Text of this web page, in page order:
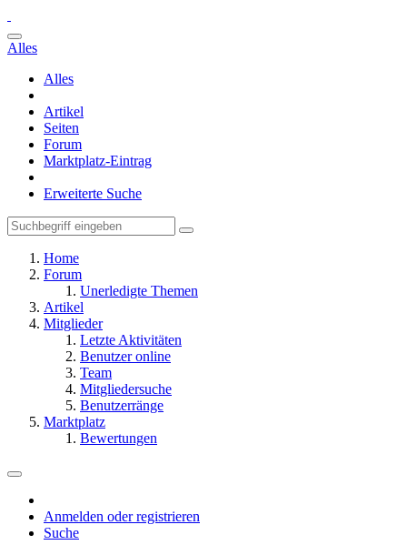
Alles
Alles
Artikel
Seiten
Forum
Marktplatz-Eintrag
Erweiterte Suche
Home
Forum
Unerledigte Themen
Artikel
Mitglieder
Letzte Aktivitäten
Benutzer online
Team
Mitgliedersuche
Benutzerränge
Marktplatz
Bewertungen
Anmelden oder registrieren
Suche